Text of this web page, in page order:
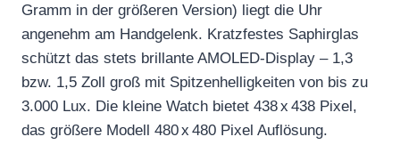
Gramm in der größeren Version) liegt die Uhr
angenehm am Handgelenk. Kratzfestes Saphirglas
schützt das stets brillante AMOLED-Display – 1,3
bzw. 1,5 Zoll groß mit Spitzenhelligkeiten von bis zu
3.000 Lux. Die kleine Watch bietet 438 x 438 Pixel,
das größere Modell 480 x 480 Pixel Auflösung.